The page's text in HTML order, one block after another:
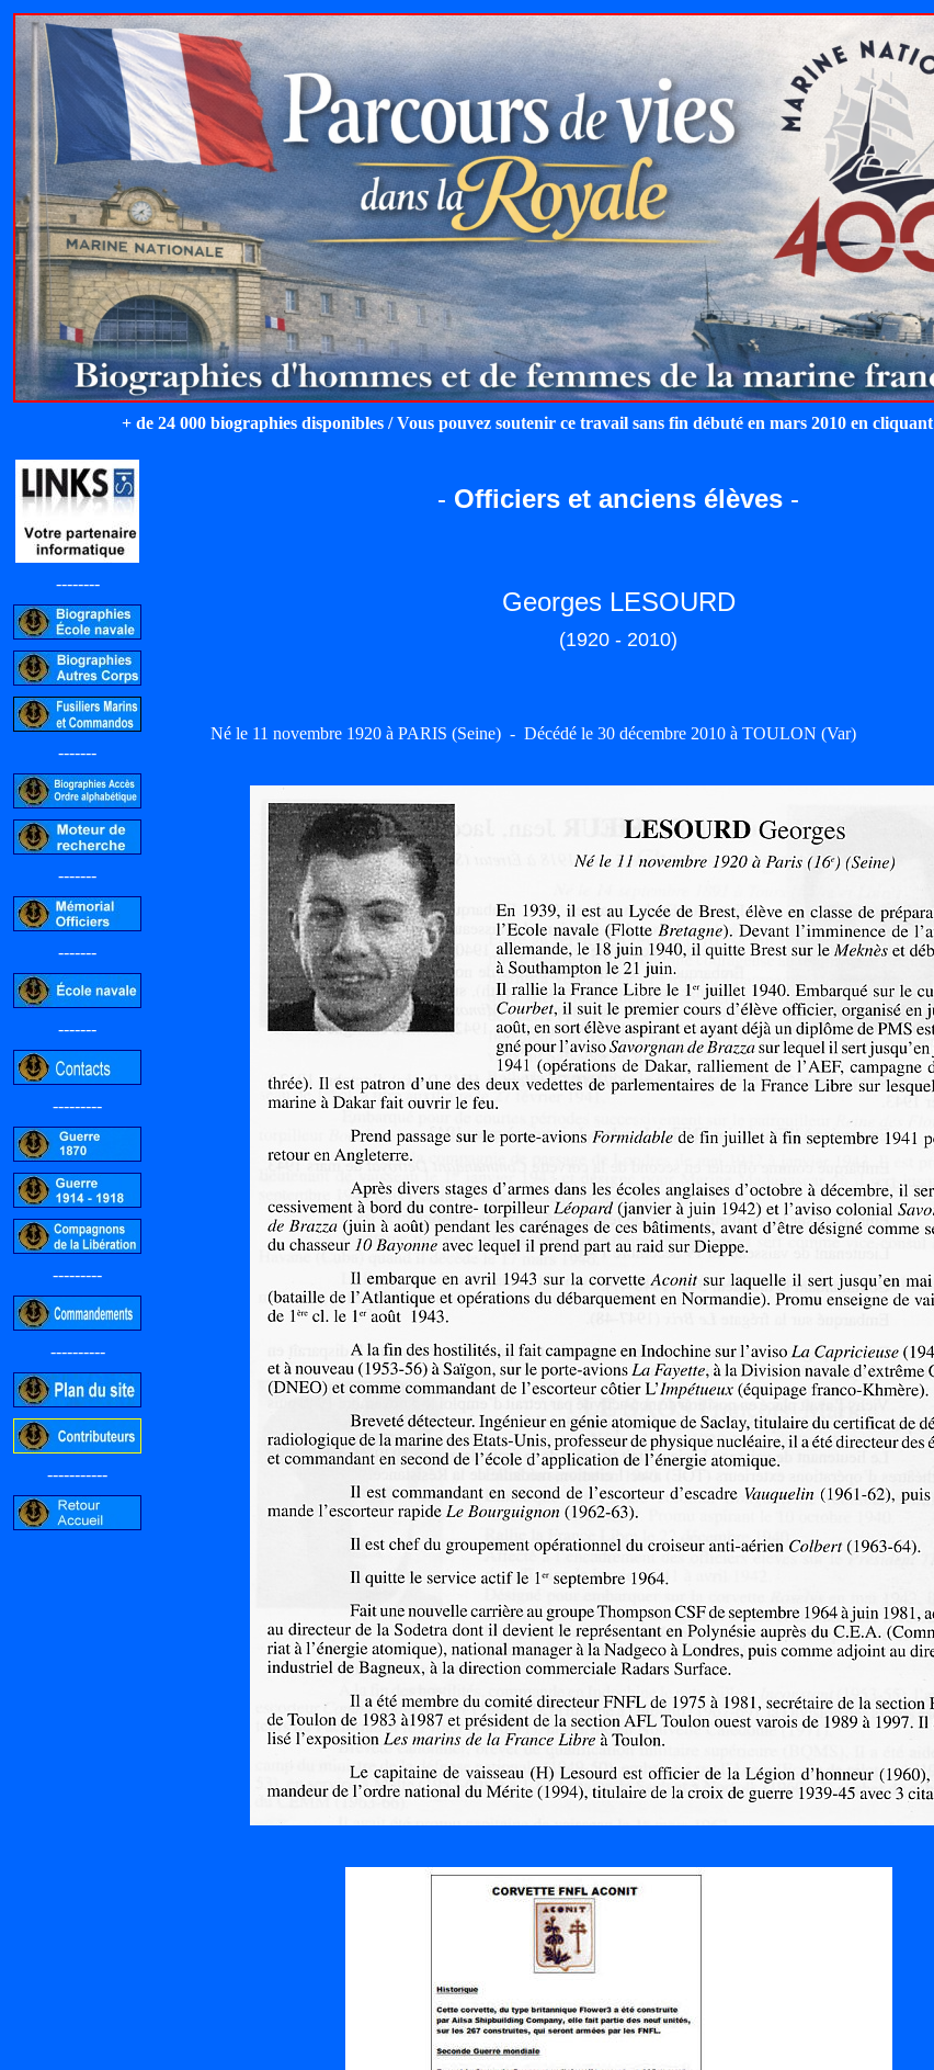
+ de 24 000 biographies disponibles / Vous pouvez soutenir ce travail sans fin débuté en mars 2010 en cliquant
--------
-------
-------
-------
-------
---------
---------
----------
-----------
- Officiers et anciens élèves -
Georges LESOURD
(1920 - 2010)
Né le 11 novembre 1920 à PARIS (Seine) - Décédé le 30 décembre 2010 à TOULON (Var)